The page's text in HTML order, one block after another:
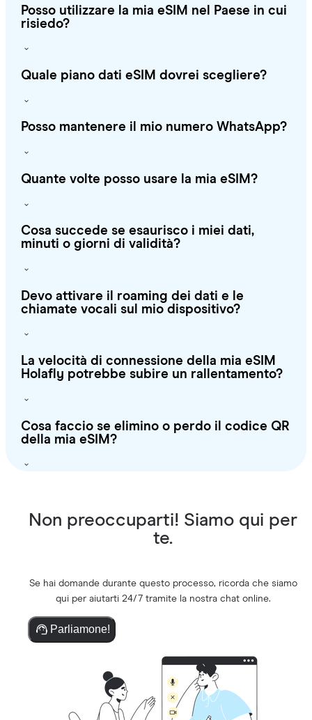
Posso utilizzare la mia eSIM nel Paese in cui
risiedo?
Quale piano dati eSIM dovrei scegliere?
Posso mantenere il mio numero WhatsApp?
Quante volte posso usare la mia eSIM?
Cosa succede se esaurisco i miei dati,
minuti o giorni di validità?
Devo attivare il roaming dei dati e le
chiamate vocali sul mio dispositivo?
La velocità di connessione della mia eSIM
Holafly potrebbe subire un rallentamento?
Cosa faccio se elimino o perdo il codice QR
della mia eSIM?
Non preoccuparti! Siamo qui per
te.
Se hai domande durante questo processo, ricorda che siamo
qui per aiutarti 24/7 tramite la nostra chat online.
Parliamone!